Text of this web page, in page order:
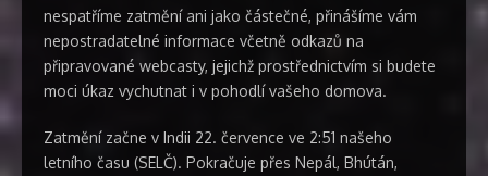
nespatříme zatmění ani jako částečné, přinášíme vám
nepostradatelné informace včetně odkazů na
připravované webcasty, jejichž prostřednictvím si budete
moci úkaz vychutnat i v pohodlí vašeho domova.
Zatmění začne v Indii 22. července ve 2:51 našeho
letního času (SELČ). Pokračuje přes Nepál, Bhútán,